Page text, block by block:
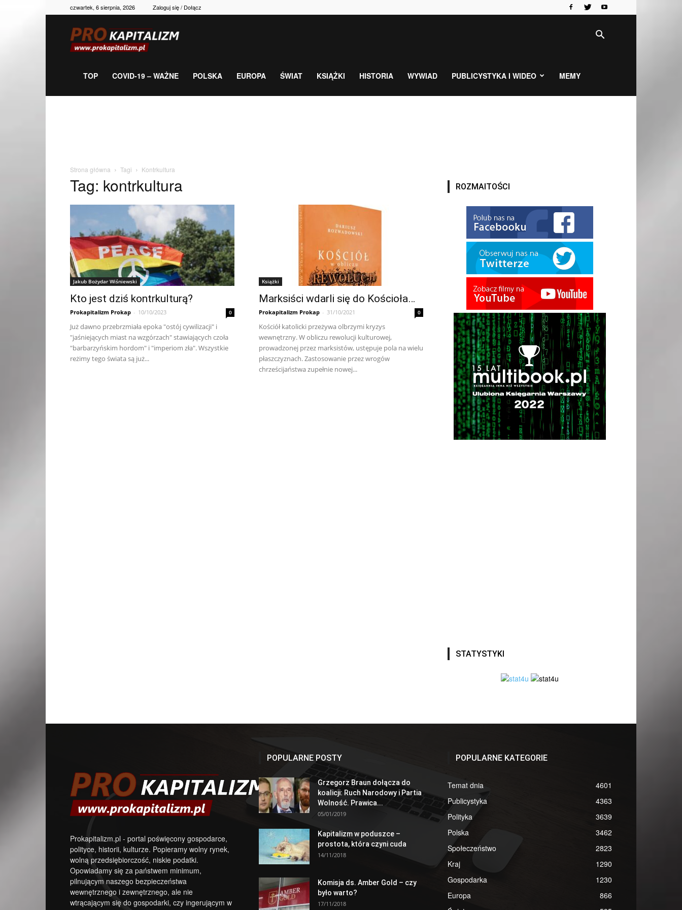
czwartek, 6 sierpnia, 2026 Zaloguj się / Dołącz
gospodarka,
TOP COVID-19 – WAŻNE POLSKA EUROPA ŚWIAT KSIĄŻKI HISTORIA WYWIAD PUBLICYSTYKA I WIDEO MEMY
Strona główna Tagi Kontrkultura
Tag: kontrkultura
Jakub Bożydar Wiśniewski
Kto jest dziś kontrkulturą?
Prokapitalizm Prokap - 10/10/2023 0
Już dawno przebrzmiała epoka "ostój cywilizacji" i
"jaśniejących miast na wzgórzach" stawiających czoła
"barbarzyńskim hordom" i "imperiom zła". Wszystkie
reżimy tego świata są już...
Książki
Marksiści wdarli się do Kościoła…
Prokapitalizm Prokap - 31/10/2021 0
Kościół katolicki przeżywa olbrzymi kryzys
wewnętrzny. W obliczu rewolucji kulturowej,
prowadzonej przez marksistów, ustępuje pola na wielu
płaszczyznach. Zastosowanie przez wrogów
chrześcijaństwa zupełnie nowej...
ROZMAITOŚCI
STATYSTYKI
Prokapitalizm.pl - portal poświęcony gospodarce,
polityce, historii, kulturze. Popieramy wolny rynek,
wolną przedsiębiorczość, niskie podatki.
Opowiadamy się za państwem minimum,
pilnującym naszego bezpieczeństwa
wewnętrznego i zewnętrznego, ale nie
wtrącającym się do gospodarki, czy ingerującym w
POPULARNE POSTY
Grzegorz Braun dołącza do
koalicji: Ruch Narodowy i Partia
Wolność. Prawica...
05/01/2019
Kapitalizm w poduszce –
prostota, która czyni cuda
14/11/2018
Komisja ds. Amber Gold – czy
było warto?
17/11/2018
POPULARNE KATEGORIE
Temat dnia
4601
Publicystyka
4363
Polityka
3639
Polska
3462
Społeczeństwo
2823
Kraj
1290
Gospodarka
1230
Europa
866